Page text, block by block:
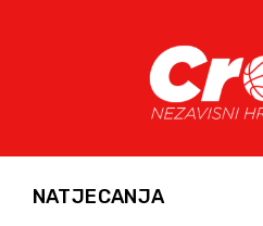
NATJECANJA